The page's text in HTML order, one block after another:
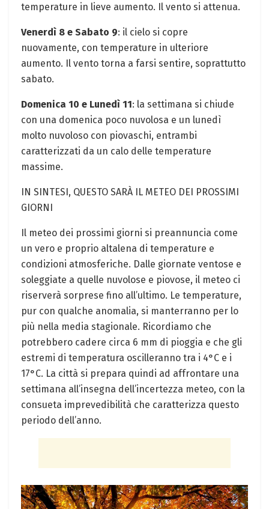
temperature in lieve aumento. Il vento si attenua.
Venerdì 8 e Sabato 9: il cielo si copre
nuovamente, con temperature in ulteriore
aumento. Il vento torna a farsi sentire, soprattutto
sabato.
Domenica 10 e Lunedì 11: la settimana si chiude
con una domenica poco nuvolosa e un lunedì
molto nuvoloso con piovaschi, entrambi
caratterizzati da un calo delle temperature
massime.
IN SINTESI, QUESTO SARÀ IL METEO DEI PROSSIMI
GIORNI
Il meteo dei prossimi giorni si preannuncia come
un vero e proprio altalena di temperature e
condizioni atmosferiche. Dalle giornate ventose e
soleggiate a quelle nuvolose e piovose, il meteo ci
riserverà sorprese fino all’ultimo. Le temperature,
pur con qualche anomalia, si manterranno per lo
più nella media stagionale. Ricordiamo che
potrebbero cadere circa 6 mm di pioggia e che gli
estremi di temperatura oscilleranno tra i 4°C e i
17°C. La città si prepara quindi ad affrontare una
settimana all’insegna dell’incertezza meteo, con la
consueta imprevedibilità che caratterizza questo
periodo dell’anno.